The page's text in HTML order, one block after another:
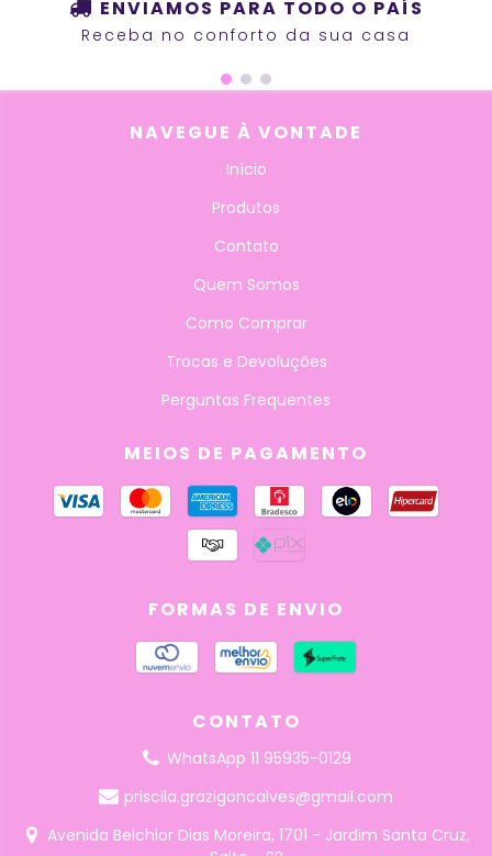
ENVIAMOS PARA TODO O PAÍS
Receba no conforto da sua casa
NAVEGUE À VONTADE
Início
Produtos
Contato
Quem Somos
Como Comprar
Trocas e Devoluções
Perguntas Frequentes
MEIOS DE PAGAMENTO
FORMAS DE ENVIO
CONTATO
WhatsApp 11 95935-0129
priscila.grazigoncalves@gmail.com
Avenida Belchior Dias Moreira, 1701 - Jardim Santa Cruz,